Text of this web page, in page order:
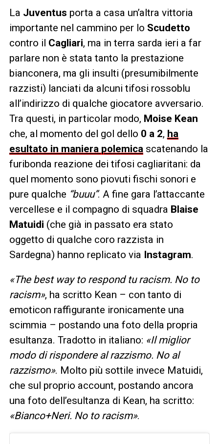
La Juventus porta a casa un’altra vittoria
importante nel cammino per lo Scudetto
contro il Cagliari, ma in terra sarda ieri a far
parlare non è stata tanto la prestazione
bianconera, ma gli insulti (presumibilmente
razzisti) lanciati da alcuni tifosi rossoblu
all’indirizzo di qualche giocatore avversario.
Tra questi, in particolar modo, Moise Kean
che, al momento del gol dello 0 a 2, ha
esultato in maniera polemicascatenando la
furibonda reazione dei tifosi cagliaritani: da
quel momento sono piovuti fischi sonori e
pure qualche “buuu”. A fine gara l’attaccante
vercellese e il compagno di squadra Blaise
Matuidi (che già in passato era stato
oggetto di qualche coro razzista in
Sardegna) hanno replicato via Instagram.
«The best way to respond tu racism. No to
racism», ha scritto Kean – con tanto di
emoticon raffigurante ironicamente una
scimmia – postando una foto della propria
esultanza. Tradotto in italiano: «Il miglior
modo di rispondere al razzismo. No al
razzismo». Molto più sottile invece Matuidi,
che sul proprio account, postando ancora
una foto dell’esultanza di Kean, ha scritto:
«Bianco+Neri. No to racism».